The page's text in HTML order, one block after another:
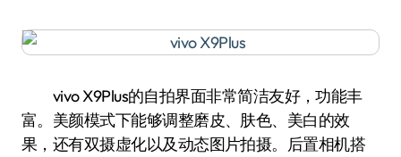
vivo X9Plus的自拍界面非常简洁友好，功能丰
富。美颜模式下能够调整磨皮、肤色、美白的效
果，还有双摄虚化以及动态图片拍摄。后置相机搭